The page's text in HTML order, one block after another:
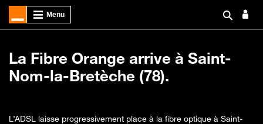
La Fibre Orange arrive à Saint-
Nom-la-Bretèche (78).
L’ADSL laisse progressivement place à la fibre optique à Saint-